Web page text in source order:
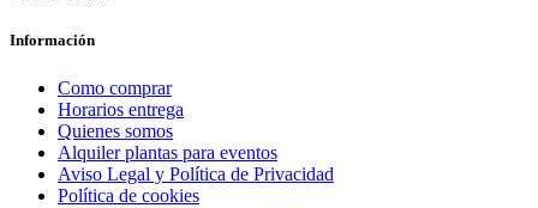
Información
Como comprar
Horarios entrega
Quienes somos
Alquiler plantas para eventos
Aviso Legal y Política de Privacidad
Política de cookies